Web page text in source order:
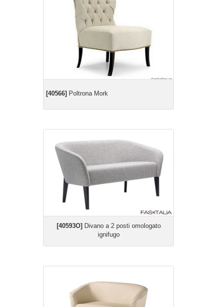
[40566] Poltrona Mork
[40593O] Divano a 2 posti omologato
ignifugo